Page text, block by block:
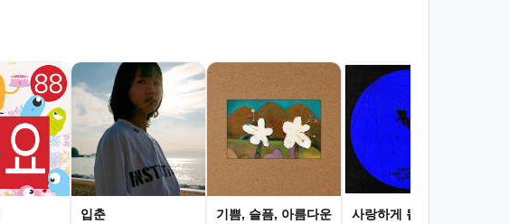
입춘
기쁨, 슬픔, 아름다운
사랑하게 될 거야